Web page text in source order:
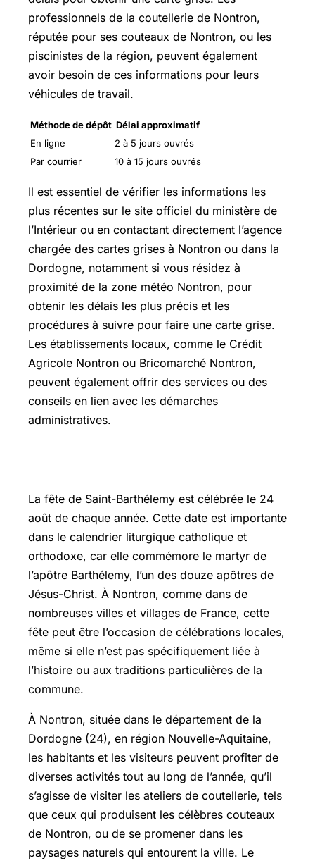
professionnels de la coutellerie de Nontron,
réputée pour ses couteaux de Nontron, ou les
piscinistes de la région, peuvent également
avoir besoin de ces informations pour leurs
véhicules de travail.
Méthode de dépôt Délai approximatif
En ligne
2 à 5 jours ouvrés
Par courrier
10 à 15 jours ouvrés
Il est essentiel de vérifier les informations les
plus récentes sur le site officiel du ministère de
l’Intérieur ou en contactant directement l’agence
chargée des cartes grises à Nontron ou dans la
Dordogne, notamment si vous résidez à
proximité de la zone météo Nontron, pour
obtenir les délais les plus précis et les
procédures à suivre pour faire une carte grise.
Les établissements locaux, comme le Crédit
Agricole Nontron ou Bricomarché Nontron,
peuvent également offrir des services ou des
conseils en lien avec les démarches
administratives.
La fête de Saint-Barthélemy est célébrée le 24
août de chaque année. Cette date est importante
dans le calendrier liturgique catholique et
orthodoxe, car elle commémore le martyr de
l’apôtre Barthélemy, l’un des douze apôtres de
Jésus-Christ. À Nontron, comme dans de
nombreuses villes et villages de France, cette
fête peut être l’occasion de célébrations locales,
même si elle n’est pas spécifiquement liée à
l’histoire ou aux traditions particulières de la
commune.
À Nontron, située dans le département de la
Dordogne (24), en région Nouvelle-Aquitaine,
les habitants et les visiteurs peuvent profiter de
diverses activités tout au long de l’année, qu’il
s’agisse de visiter les ateliers de coutellerie, tels
que ceux qui produisent les célèbres couteaux
de Nontron, ou de se promener dans les
paysages naturels qui entourent la ville. Le